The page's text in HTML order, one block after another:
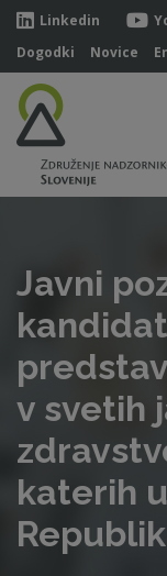
Linkedin
Dogodki
Novice
Javni
v svetih
katerih